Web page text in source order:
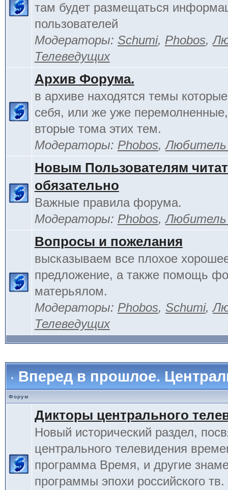
там будет размещаться
пользователей
Модераторы: Schumi, Phobos,
Телеведущих
Архив Форума.
в архиве находятся темы
себя, или же уже
вторые тома этих тем.
Модераторы: Phobos,Любитель
Новым Пользователям
обязательно
Важные правила форума.
Модераторы: Phobos,Любитель
Вопросы и пожелания
высказываем все плохое
предложение, а также помощь
матерьялом.
Модераторы: Phobos, Schumi,
Телеведущих
Вперед в прошлое.
Форум
Дикторы центрального
Новый исторический раздел,
центрального телевидения
программа Время, и другие
программы эпохи российского тв.